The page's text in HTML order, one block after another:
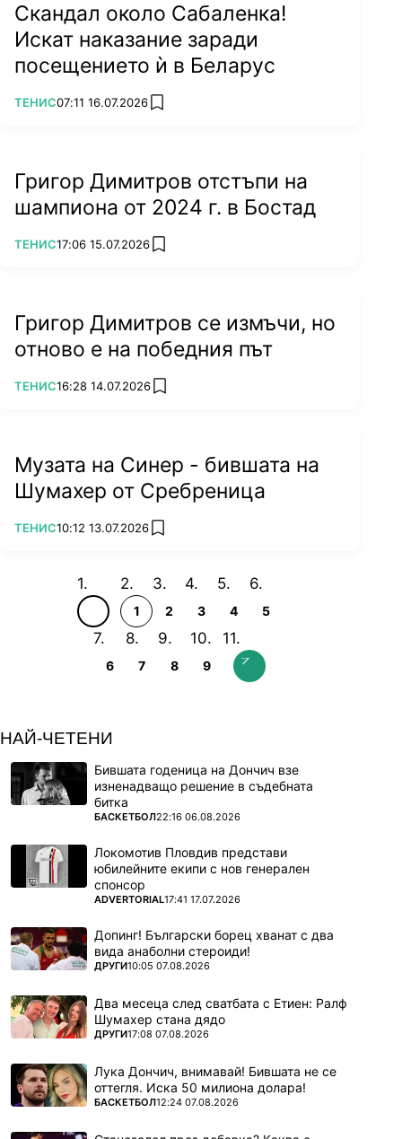
Скандал около Сабаленка!
Искат наказание заради
посещението ѝ в Беларус
ПОВЕЧЕ ОТ
ТЕНИС07:11 16.07.2026 add favorites
Григор Димитров отстъпи на
шампиона от 2024 г. в Бостад
ПОВЕЧЕ ОТ
ТЕНИС17:06 15.07.2026 add favorites
Григор Димитров се измъчи, но
отново е на победния път
ПОВЕЧЕ ОТ
ТЕНИС16:28 14.07.2026 add favorites
Музата на Синер - бившата на
Шумахер от Сребреница
ПОВЕЧЕ ОТ
ТЕНИС10:12 13.07.2026 add favorites
1 2 3 4 5
6 7 8 9
НАЙ-ЧЕТЕНИ
Бившата годеница на Дончич взе
изненадващо решение в съдебната
битка
ПОВЕЧЕ ОТ
БАСКЕТБОЛ22:16 06.08.2026
Локомотив Пловдив представи
юбилейните екипи с нов генерален
спонсор
ПОВЕЧЕ ОТ
ADVERTORIAL17:41 17.07.2026
Допинг! Български борец хванат с два
вида анаболни стероиди!
ПОВЕЧЕ ОТ
ДРУГИ10:05 07.08.2026
Два месеца след сватбата с Етиен: Ралф
Шумахер стана дядо
ПОВЕЧЕ ОТ
ДРУГИ17:08 07.08.2026
Лука Дончич, внимавай! Бившата не се
оттегля. Иска 50 милиона долара!
ПОВЕЧЕ ОТ
БАСКЕТБОЛ12:24 07.08.2026